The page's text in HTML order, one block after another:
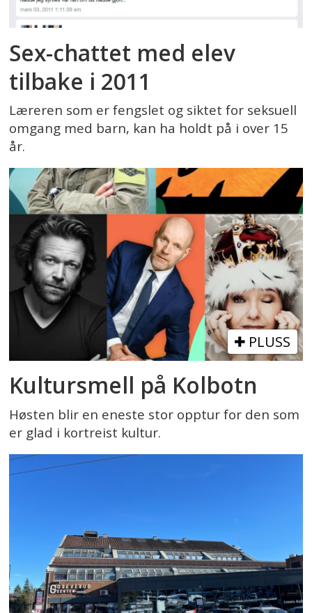
Sex-chattet med elev
tilbake i 2011
Læreren som er fengslet og siktet for seksuell
omgang med barn, kan ha holdt på i over 15
år.
PLUSS
Kultursmell på Kolbotn
Høsten blir en eneste stor opptur for den som
er glad i kortreist kultur.